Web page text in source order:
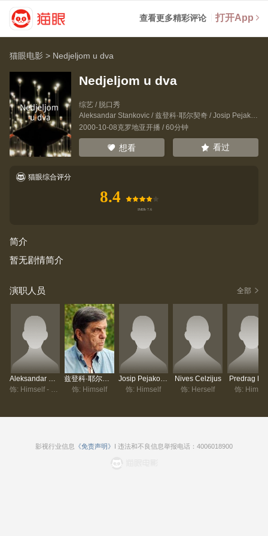
查看更多精彩评论 打开App
猫眼电影 > Nedjeljom u dva
Nedjeljom u dva
综艺 / 脱口秀
Aleksandar Stankovic/兹登科·耶尔契奇/Josip Pejakovic
2000-10-08克罗地亚开播 / 60分钟
想看 看过
猫眼综合评分
8.4
简介
暂无剧情简介
演职人员 全部
饰: Himself
Josip Pejakovic
饰: Himself
Nives Celzijus
饰: Herself
Predrag
饰:
影视行业信息 《免责声明》 I 违法和不良信息举报电话：4006018900